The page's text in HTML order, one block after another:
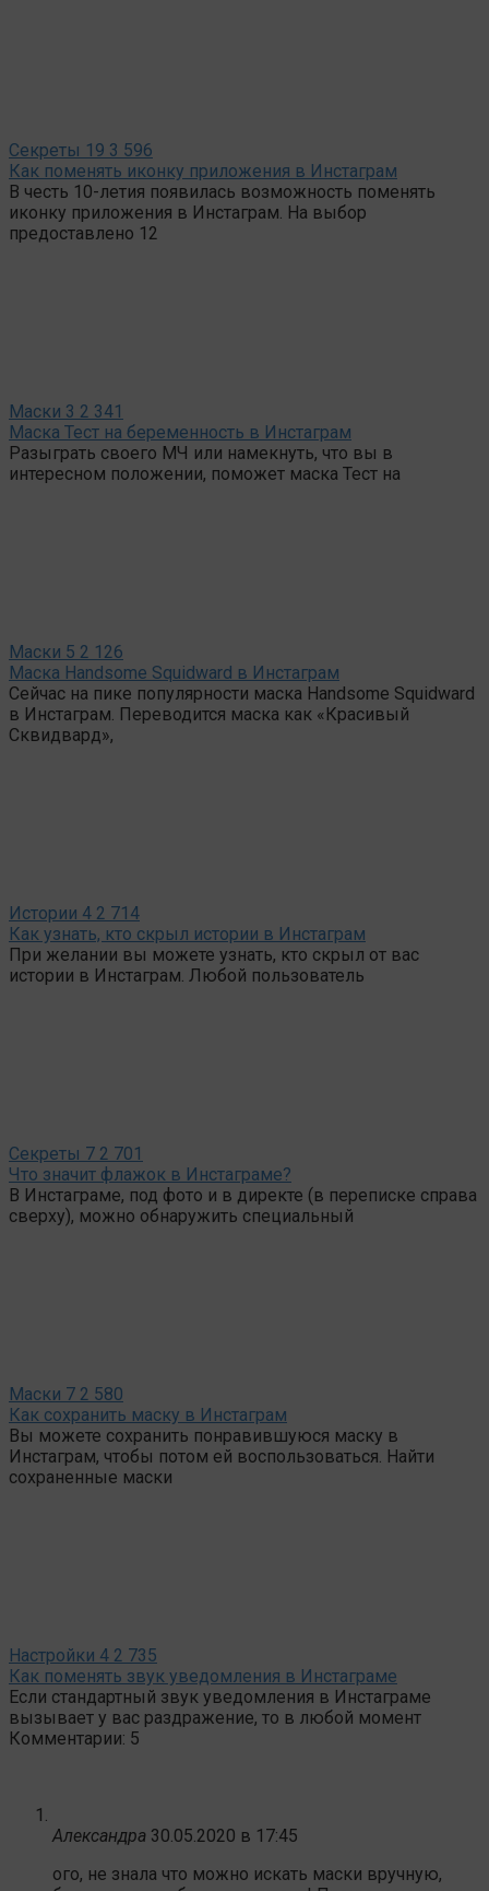
Секреты 19 3 596
Как поменять иконку приложения в Инстаграм
В честь 10-летия появилась возможность поменять
иконку приложения в Инстаграм. На выбор
предоставлено 12
Маски 3 2 341
Маска Тест на беременность в Инстаграм
Разыграть своего МЧ или намекнуть, что вы в
интересном положении, поможет маска Тест на
Маски 5 2 126
Маска Handsome Squidward в Инстаграм
Сейчас на пике популярности маска Handsome Squidward
в Инстаграм. Переводится маска как «Красивый
Сквидвард»,
Истории 4 2 714
Как узнать, кто скрыл истории в Инстаграм
При желании вы можете узнать, кто скрыл от вас
истории в Инстаграм. Любой пользователь
Секреты 7 2 701
Что значит флажок в Инстаграме?
В Инстаграме, под фото и в директе (в переписке справа
сверху), можно обнаружить специальный
Маски 7 2 580
Как сохранить маску в Инстаграм
Вы можете сохранить понравившуюся маску в
Инстаграм, чтобы потом ей воспользоваться. Найти
сохраненные маски
Настройки 4 2 735
Как поменять звук уведомления в Инстаграме
Если стандартный звук уведомления в Инстаграме
вызывает у вас раздражение, то в любой момент
Комментарии: 5
Александра 30.05.2020 в 17:45
ого, не знала что можно искать маски вручную,